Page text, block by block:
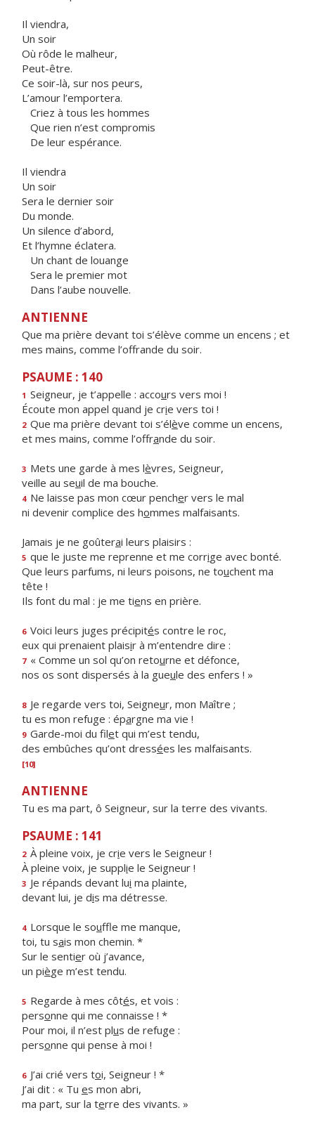
Il viendra,
Un soir
Où rôde le malheur,
Peut-être.
Ce soir-là, sur nos peurs,
L’amour l’emportera.
Criez à tous les hommes
Que rien n’est compromis
De leur espérance.
Il viendra
Un soir
Sera le dernier soir
Du monde.
Un silence d’abord,
Et l’hymne éclatera.
Un chant de louange
Sera le premier mot
Dans l’aube nouvelle.
ANTIENNE
Que ma prière devant toi s’élève comme un encens ; et
mes mains, comme l’offrande du soir.
PSAUME : 140
1 Seigneur, je t’appelle : accours vers moi !
Écoute mon appel quand je crie vers toi !
2 Que ma prière devant toi s’élève comme un encens,
et mes mains, comme l’offrande du soir.
3 Mets une garde à mes lèvres, Seigneur,
veille au seuil de ma bouche.
4 Ne laisse pas mon cœur pencher vers le mal
ni devenir complice des hommes malfaisants.
Jamais je ne goûterai leurs plaisirs :
5 que le juste me reprenne et me corrige avec bonté.
Que leurs parfums, ni leurs poisons, ne touchent ma
tête !
Ils font du mal : je me tiens en prière.
6 Voici leurs juges précipités contre le roc,
eux qui prenaient plaisir à m’entendre dire :
7 « Comme un sol qu’on retourne et défonce,
nos os sont dispersés à la gueule des enfers ! »
8 Je regarde vers toi, Seigneur, mon Maître ;
tu es mon refuge : épargne ma vie !
9 Garde-moi du filet qui m’est tendu,
des embûches qu’ont dressées les malfaisants.
[10]
ANTIENNE
Tu es ma part, ô Seigneur, sur la terre des vivants.
PSAUME : 141
2 À pleine voix, je crie vers le Seigneur !
À pleine voix, je supplie le Seigneur !
3 Je répands devant lui ma plainte,
devant lui, je dis ma détresse.
4 Lorsque le souffle me manque,
toi, tu sais mon chemin. *
Sur le sentier où j’avance,
un piège m’est tendu.
5 Regarde à mes côtés, et vois :
personne qui me connaisse ! *
Pour moi, il n’est plus de refuge :
personne qui pense à moi !
6 J’ai crié vers toi, Seigneur ! *
J’ai dit : « Tu es mon abri,
ma part, sur la terre des vivants. »